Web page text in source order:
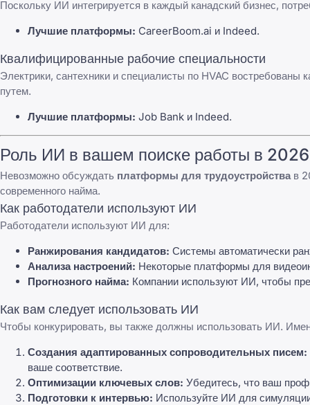
Поскольку ИИ интегрируется в каждый канадский бизнес,
Лучшие платформы: CareerBoom.ai и Indeed.
Квалифицированные рабочие специальности
Электрики, сантехники и специалисты по HVAC востребованы
путем.
Лучшие платформы: Job Bank и Indeed.
Роль ИИ в вашем поиске работы в 2026
Невозможно обсуждать платформы для трудоустройства в
современного найма.
Как работодатели используют ИИ
Работодатели используют ИИ для:
Ранжирования кандидатов: Системы автоматически
Анализа настроений: Некоторые платформы для
Прогнозного найма: Компании используют ИИ, чтобы
Как вам следует использовать ИИ
Чтобы конкурировать, вы также должны использовать ИИ.
Создания адаптированных сопроводительных писем:
ваше соответствие.
Оптимизации ключевых слов: Убедитесь, что ваш
Подготовки к интервью: Используйте ИИ для